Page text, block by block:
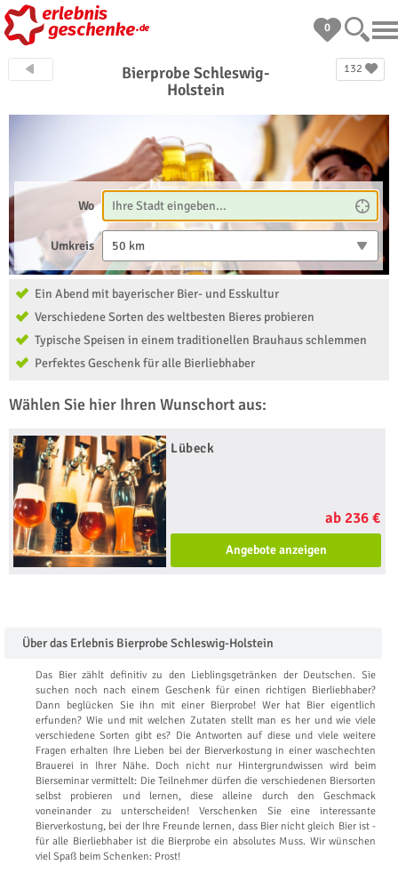
0
132
Bierprobe Schleswig-
Holstein
Wo
Umkreis 50 km
Ein Abend mit bayerischer Bier- und Esskultur
Verschiedene Sorten des weltbesten Bieres probieren
Typische Speisen in einem traditionellen Brauhaus schlemmen
Perfektes Geschenk für alle Bierliebhaber
Wählen Sie hier Ihren Wunschort aus:
Lübeck
ab 236 €
Angebote anzeigen
Über das Erlebnis Bierprobe Schleswig-Holstein
Das Bier zählt definitiv zu den Lieblingsgetränken der Deutschen. Sie
suchen noch nach einem Geschenk für einen richtigen Bierliebhaber?
Dann beglücken Sie ihn mit einer Bierprobe! Wer hat Bier eigentlich
erfunden? Wie und mit welchen Zutaten stellt man es her und wie viele
verschiedene Sorten gibt es? Die Antworten auf diese und viele weitere
Fragen erhalten Ihre Lieben bei der Bierverkostung in einer waschechten
Brauerei in Ihrer Nähe. Doch nicht nur Hintergrundwissen wird beim
Bierseminar vermittelt: Die Teilnehmer dürfen die verschiedenen Biersorten
selbst probieren und lernen, diese alleine durch den Geschmack
voneinander zu unterscheiden! Verschenken Sie eine interessante
Bierverkostung, bei der Ihre Freunde lernen, dass Bier nicht gleich Bier ist -
für alle Bierliebhaber ist die Bierprobe ein absolutes Muss. Wir wünschen
viel Spaß beim Schenken: Prost!